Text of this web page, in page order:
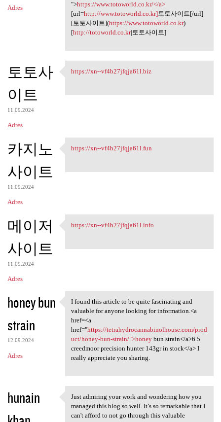
Adres
">https://www.totoworld.co.kr/</a>
[url=http://www.totoworld.co.kr]토토사이트[/url]
[토토사이트](https://www.totoworld.co.kr)
[http://totoworld.co.kr|토토사이트]
토토사
이트
11.09.2024
Adres
https://xn--vf4b27jfqja61l
https://xn--vf4b27jfqja61l.biz
카지노
사이트
11.09.2024
Adres
https://xn--vf4b27jfqja61l
https://xn--vf4b27jfqja61l.fun
메이저
사이트
11.09.2024
Adres
https://xn--vf4b27jfqja61l
https://xn--vf4b27jfqja61l.info
honey bun
strain
12.09.2024
Adres
I found this article to be
I found this article to be quite fascinating and
valuable for anyone looking for information.<a
href=<a
href="https://tetrahydrocannabinolhouse.com/prod
uct/honey-bun-strain/">honeybun strain</a>6.5
creedmoor precision hunter 143gr in stock</a> I
really appreciate you sharing.
hunain
Just admiring your work and
Just admiring your work and wondering how you
managed this blog so well. It’s so remarkable that I
can't afford to not go through this valuable